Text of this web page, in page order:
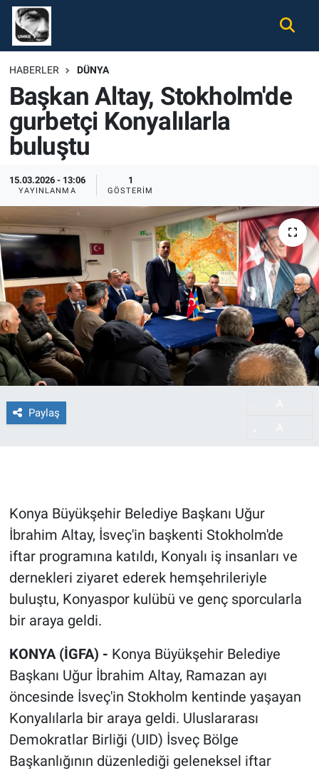
HABERLER DÜNYA
Başkan Altay, Stokholm'de
gurbetçi Konyalılarla
buluştu
15.03.2026 - 13:06
YAYINLANMA
1
GÖSTERIM
Paylaş
Konya Büyükşehir Belediye Başkanı Uğur
İbrahim Altay, İsveç'in başkenti Stokholm'de
iftar programına katıldı, Konyalı iş insanları ve
dernekleri ziyaret ederek hemşehrileriyle
buluştu, Konyaspor kulübü ve genç sporcularla
bir araya geldi.
KONYA (İGFA) - Konya Büyükşehir Belediye
Başkanı Uğur İbrahim Altay, Ramazan ayı
öncesinde İsveç'in Stokholm kentinde yaşayan
Konyalılarla bir araya geldi. Uluslararası
Demokratlar Birliği (UID) İsveç Bölge
Başkanlığının düzenlediği geleneksel iftar
Gündem
Ekonomi
Spor
Magazin
Tüm Haberler
İletişim
Künye
Nöbetçi Eczaneler
Hava Durumu
Namaz Vakitleri
Trafik Durumu
Süper Lig Puan Durumu ve Fikstür
Tüm Manşetler
Son Dakika Haberleri
Haber Arşivi